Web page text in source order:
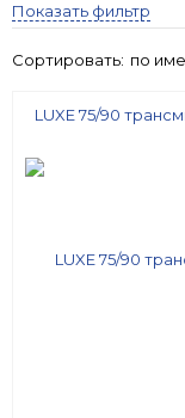
Показать фильтр
Сортировать: по
LUXE 75/90